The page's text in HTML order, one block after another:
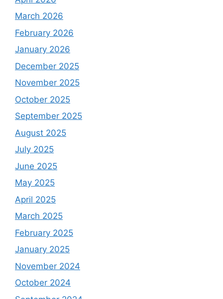
March 2026
February 2026
January 2026
December 2025
November 2025
October 2025
September 2025
August 2025
July 2025
June 2025
May 2025
April 2025
March 2025
February 2025
January 2025
November 2024
October 2024